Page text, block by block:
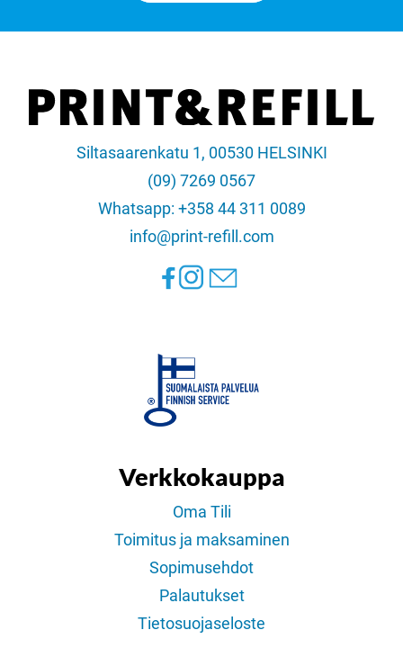
Siltasaarenkatu 1, 00530 HELSINKI
(09) 7269 0567
Whatsapp: +358 44 311 0089
info@print-refill.com
Verkkokauppa
Oma Tili
Toimitus ja maksaminen
Sopimusehdot
Palautukset
Tietosuojaseloste